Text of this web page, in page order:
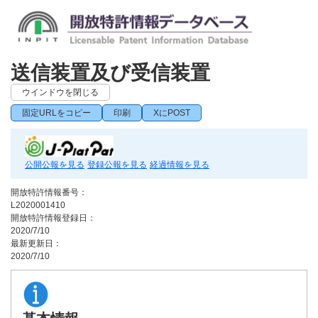
送信装置及び受信装置
ウインドウを閉じる
固定URLをコピー 印刷 XにPOST
公開公報を見る 登録公報を見る 経過情報を見る
開放特許情報番号：
L2020001410
開放特許情報登録日：
2020/7/10
最新更新日：
2020/7/10